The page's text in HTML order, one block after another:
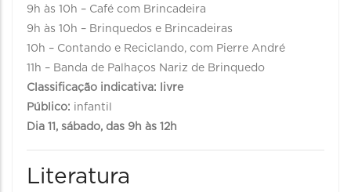
9h às 10h – Café com Brincadeira
9h às 10h – Brinquedos e Brincadeiras
10h – Contando e Reciclando, com Pierre André
11h – Banda de Palhaços Nariz de Brinquedo
Classificação indicativa: livre
Público: infantil
Dia 11, sábado, das 9h às 12h
Literatura